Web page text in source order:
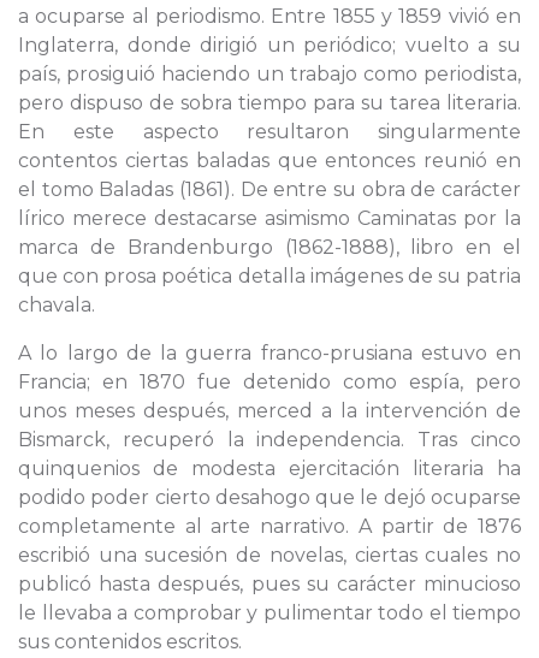
a ocuparse al periodismo. Entre 1855 y 1859 vivió en
Inglaterra, donde dirigió un periódico; vuelto a su
país, prosiguió haciendo un trabajo como periodista,
pero dispuso de sobra tiempo para su tarea literaria.
En este aspecto resultaron singularmente
contentos ciertas baladas que entonces reunió en
el tomo Baladas (1861). De entre su obra de carácter
lírico merece destacarse asimismo Caminatas por la
marca de Brandenburgo (1862-1888), libro en el
que con prosa poética detalla imágenes de su patria
chavala.
A lo largo de la guerra franco-prusiana estuvo en
Francia; en 1870 fue detenido como espía, pero
unos meses después, merced a la intervención de
Bismarck, recuperó la independencia. Tras cinco
quinquenios de modesta ejercitación literaria ha
podido poder cierto desahogo que le dejó ocuparse
completamente al arte narrativo. A partir de 1876
escribió una sucesión de novelas, ciertas cuales no
publicó hasta después, pues su carácter minucioso
le llevaba a comprobar y pulimentar todo el tiempo
sus contenidos escritos.